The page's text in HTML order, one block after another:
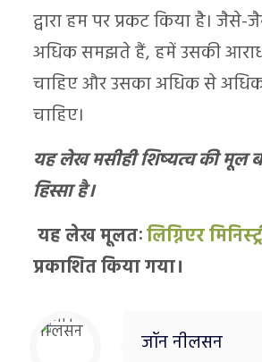
द्वारा हम पर प्रकट किया है।
अधिक समझते हैं, हमें उसकी
चाहिए और उसका अधिक से
चाहिए।
यह लेख मसीही शिष्यत्व की मूल
हिस्सा है।
यह लेख मूलतःलिग्निएर
प्रकाशित किया गया।
जॉन नीलसन